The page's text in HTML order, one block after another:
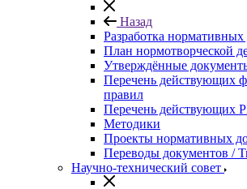
Назад
Разработка
План нормотворческой
Утверждённые
Перечень действующих
правил
Перечень действующих
Методики
Проекты нормативных
Переводы документов /
Научно-технический совет